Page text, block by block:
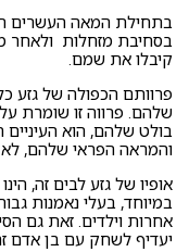
בתחילת המאה העשרים
בסחיבת מזחלות ולאחר
קיבלו את שמם.
פרוותם הכפולה של גזע
שלהם. פרווה זו שומרת
בולט שלהם, הוא
והמראה הפראי שלהם,
אופיו של גזע לבים זה,
במיוחד, בעלי נאמנות
אחרות וילדים. זאת גם
יעדיף לשחק עם בן אדם